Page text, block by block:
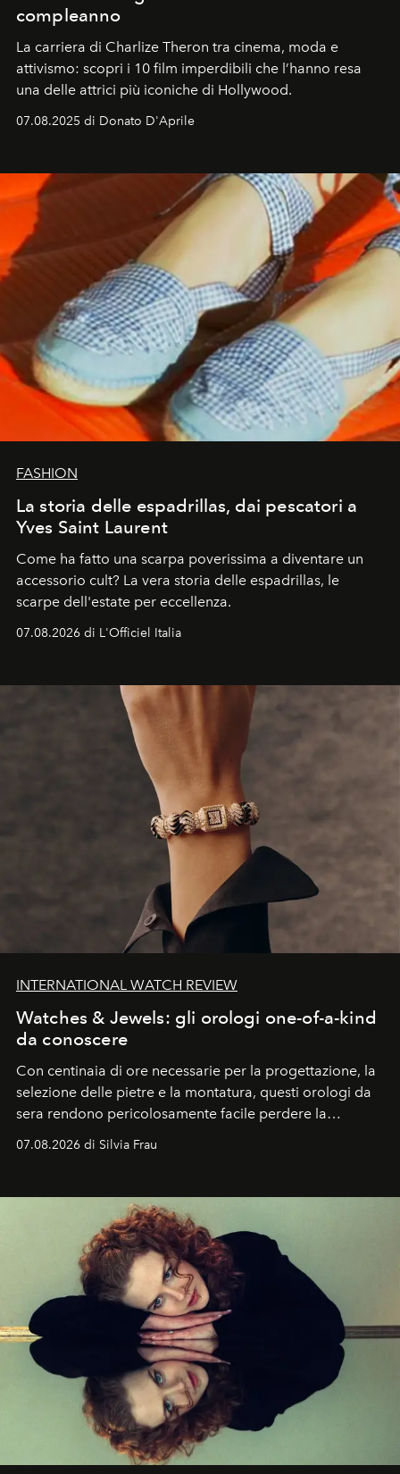
compleanno
La carriera di Charlize Theron tra cinema, moda e
attivismo: scopri i 10 film imperdibili che l’hanno resa
una delle attrici più iconiche di Hollywood.
07.08.2025 di Donato D'Aprile
FASHION
La storia delle espadrillas, dai pescatori a
Yves Saint Laurent
Come ha fatto una scarpa poverissima a diventare un
accessorio cult? La vera storia delle espadrillas, le
scarpe dell'estate per eccellenza.
07.08.2026 di L'Officiel Italia
INTERNATIONAL WATCH REVIEW
Watches & Jewels: gli orologi one-of-a-kind
da conoscere
Con centinaia di ore necessarie per la progettazione, la
selezione delle pietre e la montatura, questi orologi da
sera rendono pericolosamente facile perdere la
cognizione del tempo. Ma con quadranti così
07.08.2026 di Silvia Frau